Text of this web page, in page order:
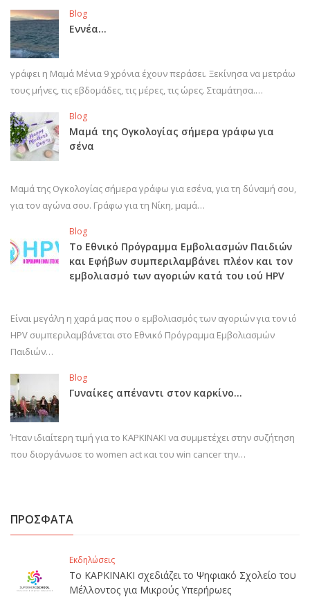
Blog
Εννέα…
γράφει η Μαμά Μένια 9 χρόνια έχουν περάσει. Ξεκίνησα να μετράω
τους μήνες, τις εβδομάδες, τις μέρες, τις ώρες. Σταμάτησα.…
Blog
Μαμά της Ογκολογίας σήμερα γράφω για
σένα
Μαμά της Ογκολογίας σήμερα γράφω για εσένα, για τη δύναμή σου,
για τον αγώνα σου. Γράφω για τη Νίκη, μαμά…
Blog
Το Εθνικό Πρόγραμμα Εμβολιασμών Παιδιών
και Εφήβων συμπεριλαμβάνει πλέον και τον
εμβολιασμό των αγοριών κατά του ιού HPV
Είναι μεγάλη η χαρά μας που ο εμβολιασμός των αγοριών για τον ιό
HPV συμπεριλαμβάνεται στο Εθνικό Πρόγραμμα Εμβολιασμών
Παιδιών…
Blog
Γυναίκες απέναντι στον καρκίνο…
Ήταν ιδιαίτερη τιμή για το ΚΑΡΚΙΝΑΚΙ να συμμετέχει στην συζήτηση
που διοργάνωσε το women act και του win cancer την…
ΠΡΟΣΦΑΤΑ
Εκδηλώσεις
Το ΚΑΡΚΙΝΑΚΙ σχεδιάζει το Ψηφιακό Σχολείο του
Μέλλοντος για Μικρούς Υπερήρωες